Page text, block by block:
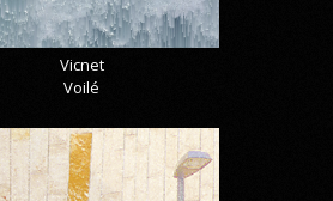
Vicnet
Voilé